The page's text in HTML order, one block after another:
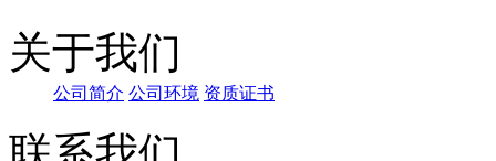
关于我们
公司简介 公司环境 资质证书